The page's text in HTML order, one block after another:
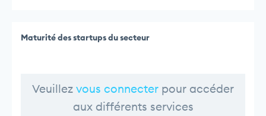
Maturité des startups du secteur
Veuillez vous connecter pour accéder
aux différents services